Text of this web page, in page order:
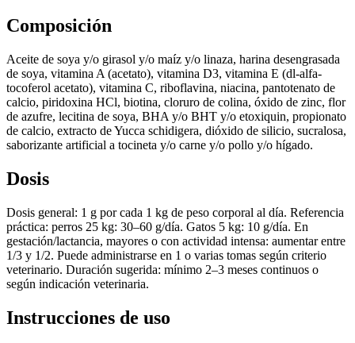
Composición
Aceite de soya y/o girasol y/o maíz y/o linaza, harina desengrasada
de soya, vitamina A (acetato), vitamina D3, vitamina E (dl-alfa-
tocoferol acetato), vitamina C, riboflavina, niacina, pantotenato de
calcio, piridoxina HCl, biotina, cloruro de colina, óxido de zinc, flor
de azufre, lecitina de soya, BHA y/o BHT y/o etoxiquin, propionato
de calcio, extracto de Yucca schidigera, dióxido de silicio, sucralosa,
saborizante artificial a tocineta y/o carne y/o pollo y/o hígado.
Dosis
Dosis general: 1 g por cada 1 kg de peso corporal al día. Referencia
práctica: perros 25 kg: 30–60 g/día. Gatos 5 kg: 10 g/día. En
gestación/lactancia, mayores o con actividad intensa: aumentar entre
1/3 y 1/2. Puede administrarse en 1 o varias tomas según criterio
veterinario. Duración sugerida: mínimo 2–3 meses continuos o
según indicación veterinaria.
Instrucciones de uso